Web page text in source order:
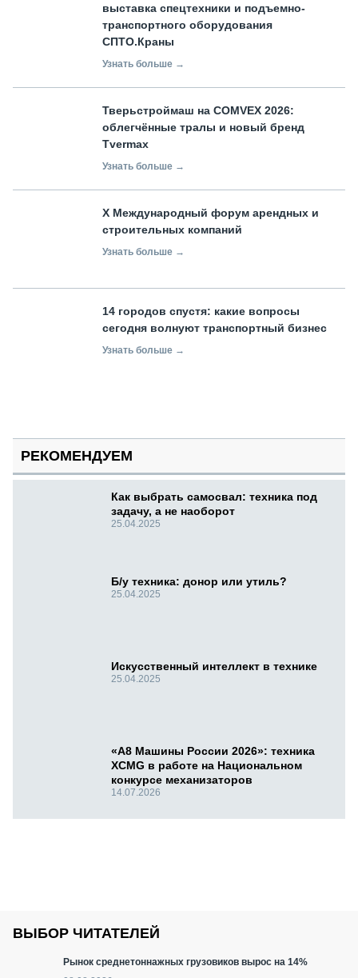
выставка спецтехники и подъемно-
транспортного оборудования
СПТО.Краны
Узнать больше →
Тверьстроймаш на COMVEX 2026:
облегчённые тралы и новый бренд
Tvermax
Узнать больше →
X Международный форум арендных и
строительных компаний
Узнать больше →
14 городов спустя: какие вопросы
сегодня волнуют транспортный бизнес
Узнать больше →
РЕКОМЕНДУЕМ
Как выбрать самосвал: техника под
задачу, а не наоборот
25.04.2025
Б/у техника: донор или утиль?
25.04.2025
Искусственный интеллект в технике
25.04.2025
«А8 Машины России 2026»: техника
XCMG в работе на Национальном
конкурсе механизаторов
14.07.2026
ВЫБОР ЧИТАТЕЛЕЙ
Рынок среднетоннажных грузовиков вырос на 14%